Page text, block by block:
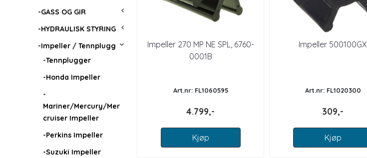
-GASS OG GIR
-HYDRAULISK STYRING
-Impeller / Tennplugg
-Tennplugger
-Honda Impeller
-
Mariner/Mercury/Mer
cruiser Impeller
-Perkins Impeller
-Suzuki Impeller
Impeller 270 MP NE SPL, 6760-
0001B
Art.nr: FL1060595
4.799,-
Kjøp
Impeller 500100GX
Art.nr: FL1020300
309,-
Kjøp